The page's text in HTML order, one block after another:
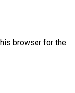
browser for the